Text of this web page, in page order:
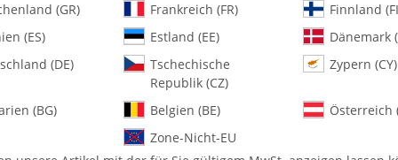
128-465
Artikelnummer:MA128-465
Kategorie:
128-465 Haubenmagnet
(GR)
Frankreich (FR)
Finnland
(ES)
Estland (EE)
Dänemark
(DE)
Tschechische
Republik (CZ)
Zypern (CY)
(BG) Belgien (BE)
Österreich
Zone-Nicht-EU